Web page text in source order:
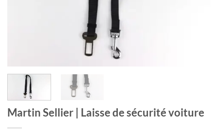
Martin Sellier | Laisse de sécurité voiture